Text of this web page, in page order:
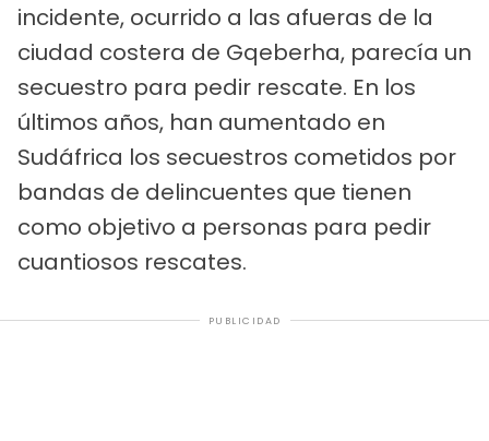
incidente, ocurrido a las afueras de la
ciudad costera de Gqeberha, parecía un
secuestro para pedir rescate. En los
últimos años, han aumentado en
Sudáfrica los secuestros cometidos por
bandas de delincuentes que tienen
como objetivo a personas para pedir
cuantiosos rescates.
PUBLICIDAD